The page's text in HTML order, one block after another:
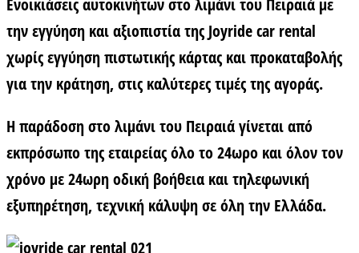
την εγγύηση και αξιοπιστία της Joyride car rental
χωρίς εγγύηση πιστωτικής κάρτας και προκαταβολής
για την κράτηση, στις καλύτερες τιμές της αγοράς.
Η παράδοση στο λιμάνι του Πειραιά γίνεται από
εκπρόσωπο της εταιρείας όλο το 24ωρο και όλον τον
χρόνο με 24ωρη οδική βοήθεια και τηλεφωνική
εξυπηρέτηση, τεχνική κάλυψη σε όλη την Ελλάδα.